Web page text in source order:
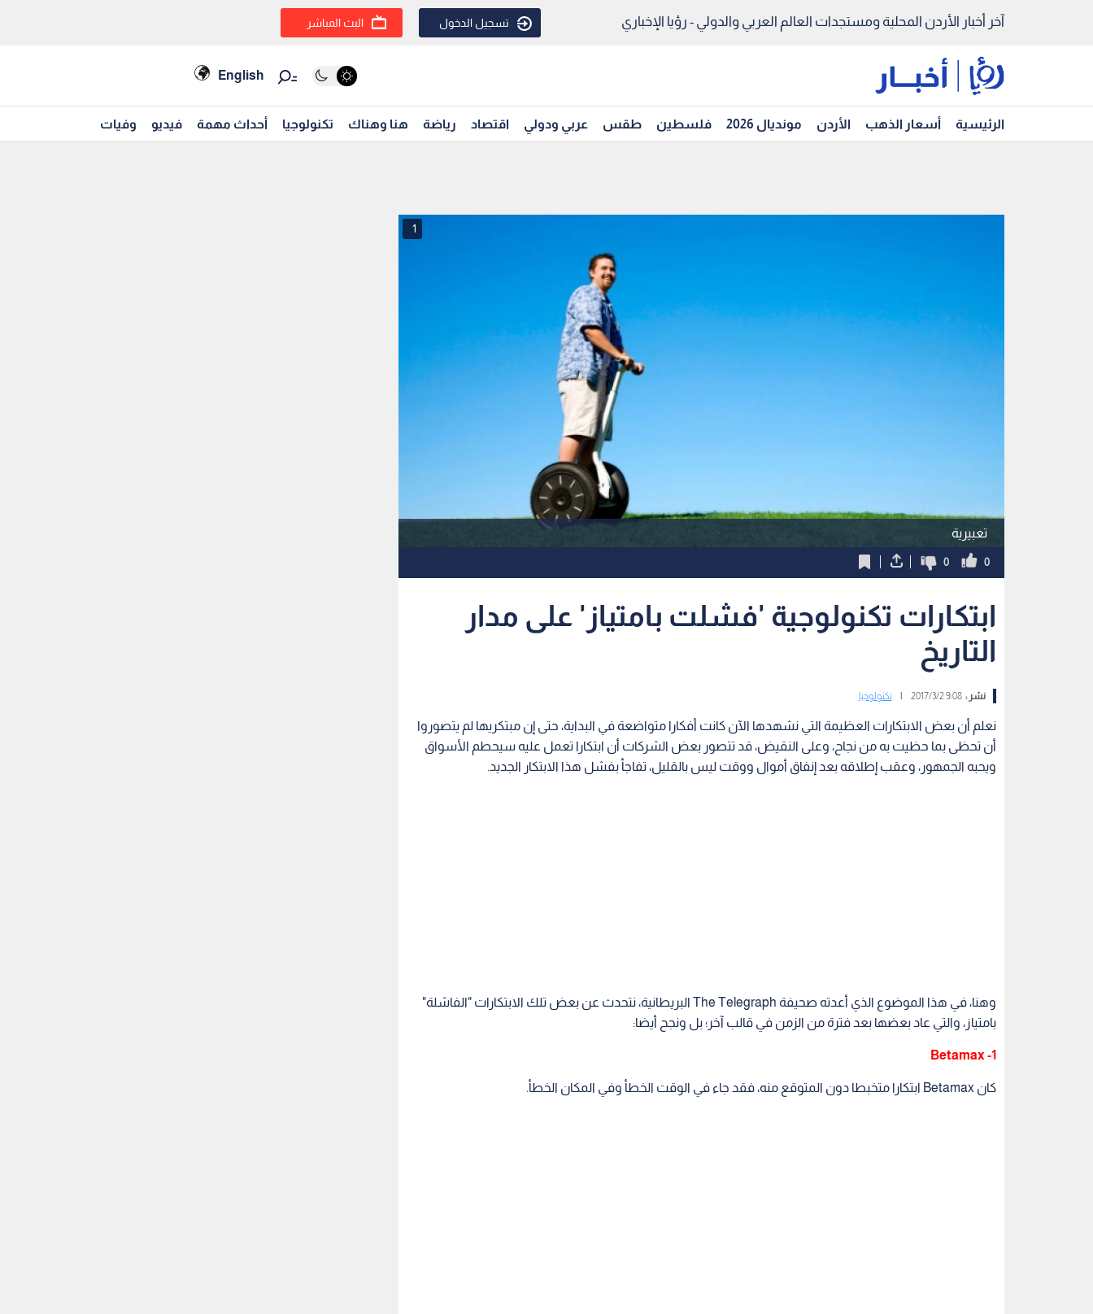
آخر أخبار الأردن المحلية ومستجدات العالم العربي والدولي - رؤيا الإخباري تسجيل الدخول البث المباشر
English
الرئيسية أسعار الذهب الأردن مونديال 2026 فلسطين طقس عربي ودولي اقتصاد رياضة هنا وهناك تكنولوجيا أحداث مهمة فيديو وفيات
تعبيرية
1
0
0
ابتكارات تكنولوجية 'فشلت بامتياز' على مدار
التاريخ
نشر :9:08 2017/3/2 تكنولوجيا
نعلم أن بعض الابتكارات العظيمة التي نشهدها الآن كانت أفكارا متواضعة في البداية، حتى إن مبتكريها لم يتصوروا
أن تحظى بما حظيت به من نجاح، وعلى النقيض، قد تتصور بعض الشركات أن ابتكارا تعمل عليه سيحطم الأسواق
ويحبه الجمهور، وعقب إطلاقه بعد إنفاق أموال ووقت ليس بالقليل، تفاجأ بفشل هذا الابتكار الجديد.
وهنا، في هذا الموضوع الذي أعدته صحيفة The Telegraph البريطانية، نتحدث عن بعض تلك الابتكارات "الفاشلة"
بامتياز، والتي عاد بعضها بعد فترة من الزمن في قالب آخر؛ بل ونجح أيضا:
1- Betamax
كان Betamax ابتكارا متخبطا دون المتوقع منه، فقد جاء في الوقت الخطأ وفي المكان الخطأ.